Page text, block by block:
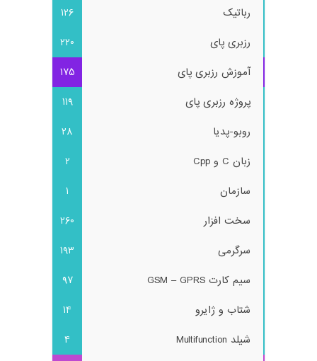
رباتیک
126
رزبری پای
220
آموزش رزبری پای
175
پروژه رزبری پای
119
روبو-پدیا
28
زبان C و Cpp
2
سازمان
1
سخت افزار
260
سرگرمی
193
سیم کارت GSM – GPRS
97
شتاب و ژایرو
14
شیلد Multifunction
4